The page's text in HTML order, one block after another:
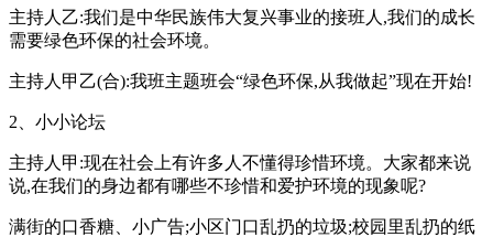
主持人乙:我们是中华民族伟大复兴事业的接班人,我们的成长
需要绿色环保的社会环境。
主持人甲乙(合):我班主题班会“绿色环保,从我做起”现在开始!
2、小小论坛
主持人甲:现在社会上有许多人不懂得珍惜环境。大家都来说
说,在我们的身边都有哪些不珍惜和爱护环境的现象呢?
满街的口香糖、小广告;小区门口乱扔的垃圾;校园里乱扔的纸